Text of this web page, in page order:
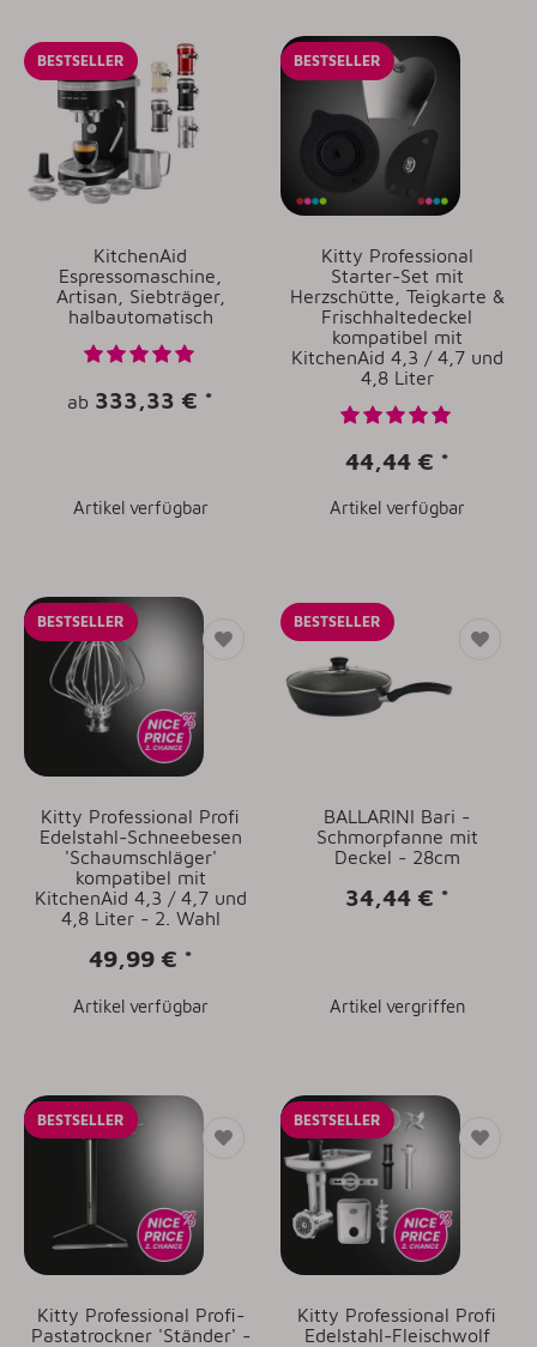
BESTSELLER
KitchenAid
Espressomaschine,
Artisan, Siebträger,
halbautomatisch
ab 333,33 € *
Artikel verfügbar
BESTSELLER
Kitty Professional
Starter-Set mit
Herzschütte, Teigkarte &
Frischhaltedeckel
kompatibel mit
KitchenAid 4,3 / 4,7 und
4,8 Liter
44,44 € *
Artikel verfügbar
BESTSELLER
Kitty Professional Profi
Edelstahl-Schneebesen
'Schaumschläger'
kompatibel mit
KitchenAid 4,3 / 4,7 und
4,8 Liter - 2. Wahl
49,99 € *
Artikel verfügbar
BESTSELLER
BALLARINI Bari -
Schmorpfanne mit
Deckel - 28cm
34,44 € *
Artikel vergriffen
BESTSELLER
Kitty Professional Profi-
Pastatrockner 'Ständer' -
BESTSELLER
Kitty Professional Profi
Edelstahl-Fleischwolf